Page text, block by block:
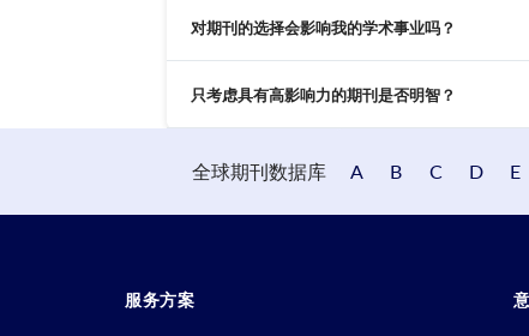
对期刊的选择会影响我的学术事业吗？
只考虑具有高影响力的期刊是否明智？
全球期刊数据库 A B C D E